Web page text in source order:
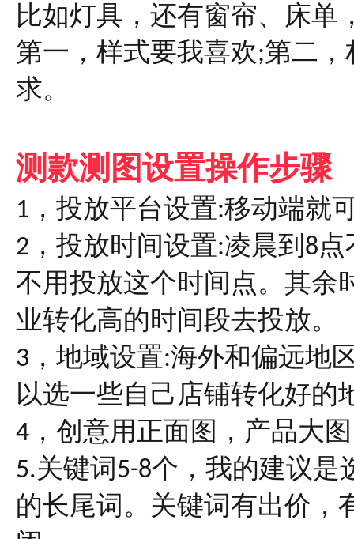
比如灯具，还有窗帘、床单
第一，样式要我喜欢;第二，
求。
测款测图设置操作步骤
1 ，投放平台设置:移动端就
2 ，投放时间设置:凌晨到 8
不用投放这个时间点。其余
业转化高的时间段去投放。
3 ，地域设置:海外和偏远地
以选一些自己店铺转化好的
4 ，创意用正面图，产品大
5.关键词5-8个，我的建议是
的长尾词。关键词有出价，